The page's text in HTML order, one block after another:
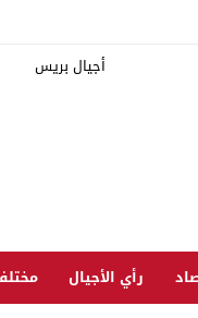
رأي الأجيال